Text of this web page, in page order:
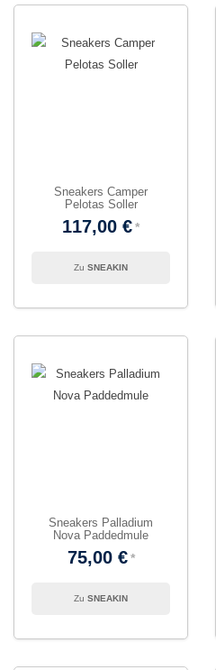
Sneakers Camper
Pelotas Soller
117,00 €
SNEAKIN
Sneakers Palladium
Nova Paddedmule
75,00 €
SNEAKIN